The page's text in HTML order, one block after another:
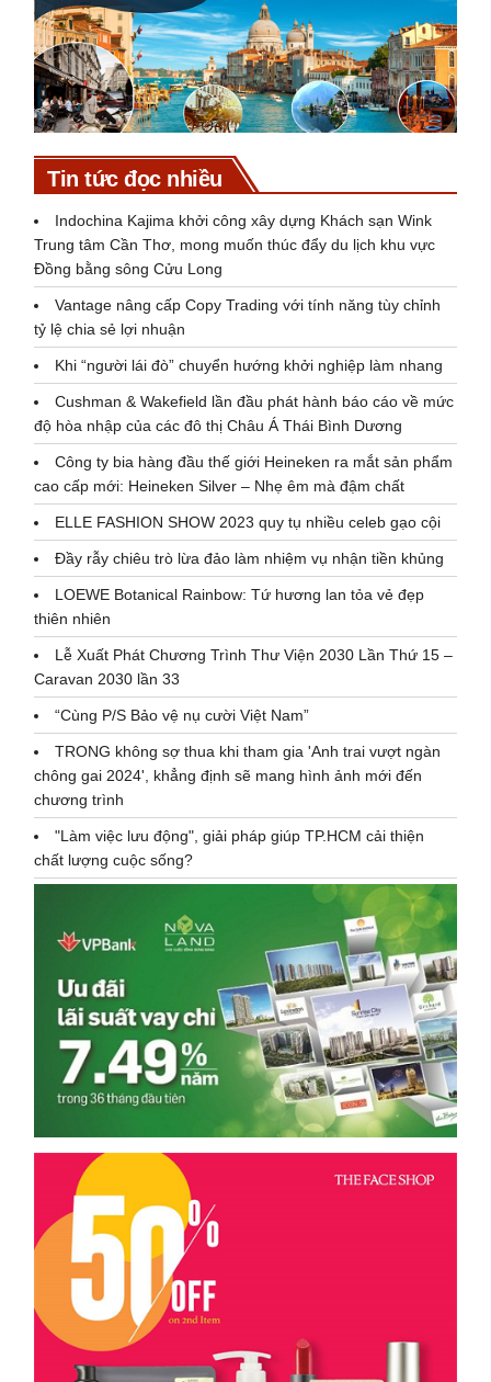
Tin tức đọc nhiều
Indochina Kajima khởi công xây dựng Khách sạn Wink
Trung tâm Cần Thơ, mong muốn thúc đẩy du lịch khu vực
Đồng bằng sông Cửu Long
Vantage nâng cấp Copy Trading với tính năng tùy chỉnh
tỷ lệ chia sẻ lợi nhuận
Khi “người lái đò” chuyển hướng khởi nghiệp làm nhang
Cushman & Wakefield lần đầu phát hành báo cáo về mức
độ hòa nhập của các đô thị Châu Á Thái Bình Dương
Công ty bia hàng đầu thế giới Heineken ra mắt sản phẩm
cao cấp mới: Heineken Silver – Nhẹ êm mà đậm chất
ELLE FASHION SHOW 2023 quy tụ nhiều celeb gạo cội
Đầy rẫy chiêu trò lừa đảo làm nhiệm vụ nhận tiền khủng
LOEWE Botanical Rainbow: Tứ hương lan tỏa vẻ đẹp
thiên nhiên
Lễ Xuất Phát Chương Trình Thư Viện 2030 Lần Thứ 15 –
Caravan 2030 lần 33
“Cùng P/S Bảo vệ nụ cười Việt Nam”
TRONG không sợ thua khi tham gia 'Anh trai vượt ngàn
chông gai 2024', khẳng định sẽ mang hình ảnh mới đến
chương trình
"Làm việc lưu động", giải pháp giúp TP.HCM cải thiện
chất lượng cuộc sống?